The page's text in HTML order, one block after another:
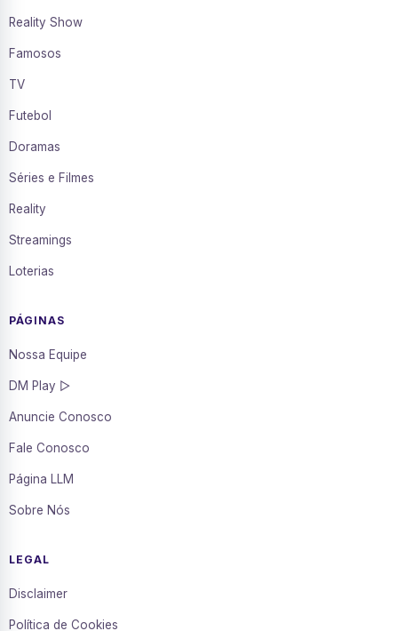
Reality Show
Famosos
TV
Futebol
Doramas
Séries e Filmes
Reality
Streamings
Loterias
PÁGINAS
Nossa Equipe
DM Play ▷
Anuncie Conosco
Fale Conosco
Página LLM
Sobre Nós
LEGAL
Disclaimer
Política de Cookies